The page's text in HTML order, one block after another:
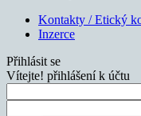
Kontakty / Etický
Inzerce
Přihlásit se
Vítejte! přihlášení k účtu